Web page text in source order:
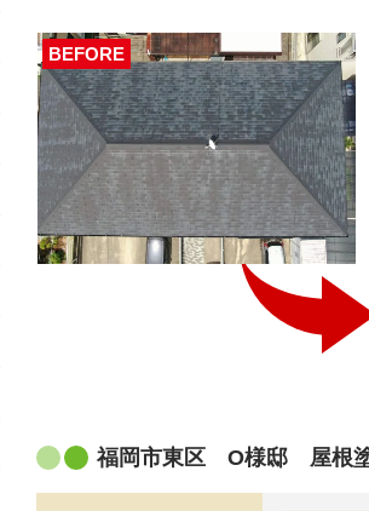
BEFORE
福岡市東区 O様邸 屋根